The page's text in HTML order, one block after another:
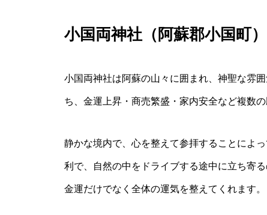
小国両神社（阿蘇郡小国町
小国両神社は阿蘇の山々に囲まれ、神聖な雰
ち、金運上昇・商売繁盛・家内安全など複数
静かな境内で、心を整えて参拝することによ
利で、自然の中をドライブする途中に立ち寄
金運だけでなく全体の運気を整えてくれます。